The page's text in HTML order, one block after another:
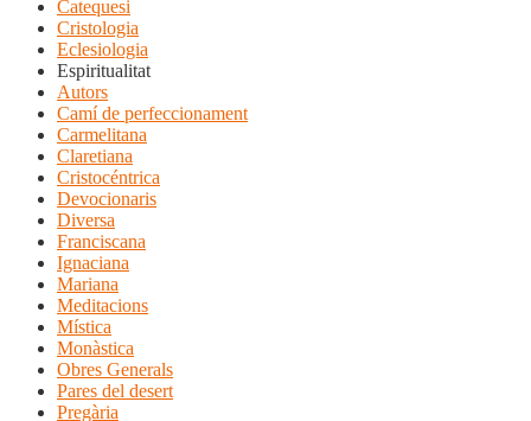
Catequesi
Cristologia
Eclesiologia
Espiritualitat
Autors
Camí de perfeccionament
Carmelitana
Claretiana
Cristocéntrica
Devocionaris
Diversa
Franciscana
Ignaciana
Mariana
Meditacions
Mística
Monàstica
Obres Generals
Pares del desert
Pregària